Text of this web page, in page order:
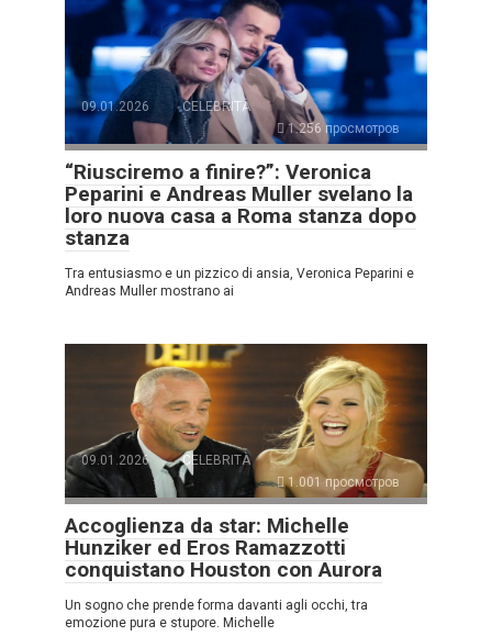
09.01.2026
CELEBRITÀ
1.256 просмотров
“Riusciremo a finire?”: Veronica
Peparini e Andreas Muller svelano la
loro nuova casa a Roma stanza dopo
stanza
Tra entusiasmo e un pizzico di ansia, Veronica Peparini e
Andreas Muller mostrano ai
09.01.2026
CELEBRITÀ
1.001 просмотров
Accoglienza da star: Michelle
Hunziker ed Eros Ramazzotti
conquistano Houston con Aurora
Un sogno che prende forma davanti agli occhi, tra
emozione pura e stupore. Michelle